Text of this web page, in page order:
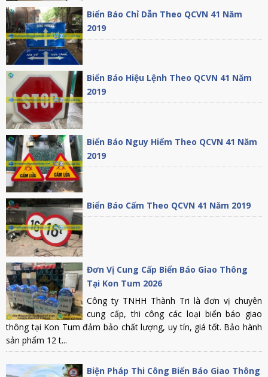
Biển Báo Chỉ Dẫn Theo QCVN 41 Năm
2019
Biển Báo Hiệu Lệnh Theo QCVN 41 Năm
2019
Biển Báo Nguy Hiểm Theo QCVN 41 Năm
2019
Biển Báo Cấm Theo QCVN 41 Năm 2019
Đơn Vị Cung Cấp Biển Báo Giao Thông
Tại Kon Tum 2026
Công ty TNHH Thành Tri là đơn vị chuyên
cung cấp, thi công các loại biển báo giao
thông tại Kon Tum đảm bảo chất lượng, uy tín, giá tốt. Bảo hành
sản phẩm 12 t...
Biện Pháp Thi Công Biển Báo Giao Thông